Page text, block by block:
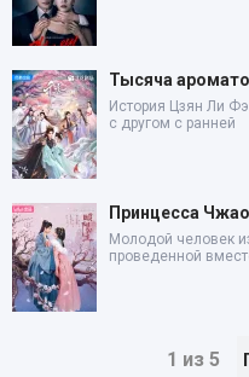
Тысяча
История Цзян Ли
с другом с ранней
Принцесса
Молодой человек
проведенной
1 из 5